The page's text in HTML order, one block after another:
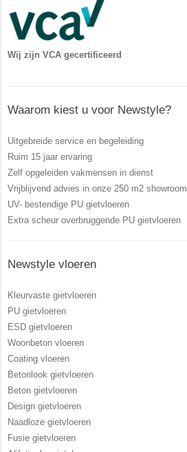
Wij zijn VCA gecertificeerd
Waarom kiest u voor Newstyle?
Uitgebreide service en begeleiding
Ruim 15 jaar ervaring
Zelf opgeleiden vakmensen in dienst
Vrijblijvend advies in onze 250 m2 showroom
UV- bestendige PU gietvloeren
Extra scheur overbruggende PU gietvloeren
Newstyle vloeren
Kleurvaste gietvloeren
PU gietvloeren
ESD gietvloeren
Woonbeton vloeren
Coating vloeren
Betonlook gietvloeren
Beton gietvloeren
Design gietvloeren
Naadloze gietvloeren
Fusie gietvloeren